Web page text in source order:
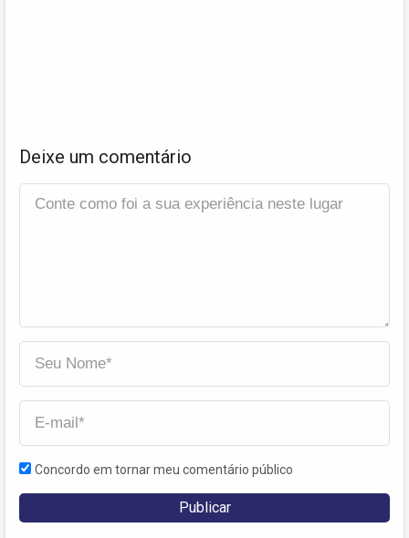
Deixe um comentário
Concordo em tornar meu comentário público